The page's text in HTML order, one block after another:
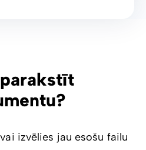
izvēlies jau esošu failu